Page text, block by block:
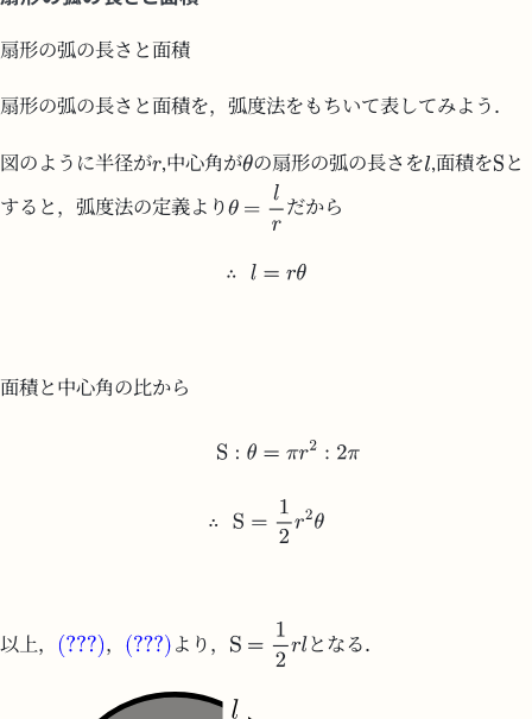
扇形の弧の長さと面積
扇形の弧の長さと面積を，弧度法をもちいて表してみよう．
図のように半径が ,中心角が の扇形の弧の長さを ,面積を と
すると，弧度法の定義より だから
面積と中心角の比から
以上， ， より， となる．